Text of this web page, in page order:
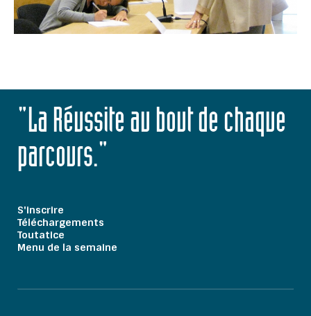
"La Réussite au bout de chaque
parcours."
S'inscrire
Téléchargements
Toutatice
Menu de la semaine